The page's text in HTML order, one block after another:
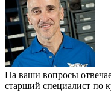
На ваши вопросы
старший специалист по